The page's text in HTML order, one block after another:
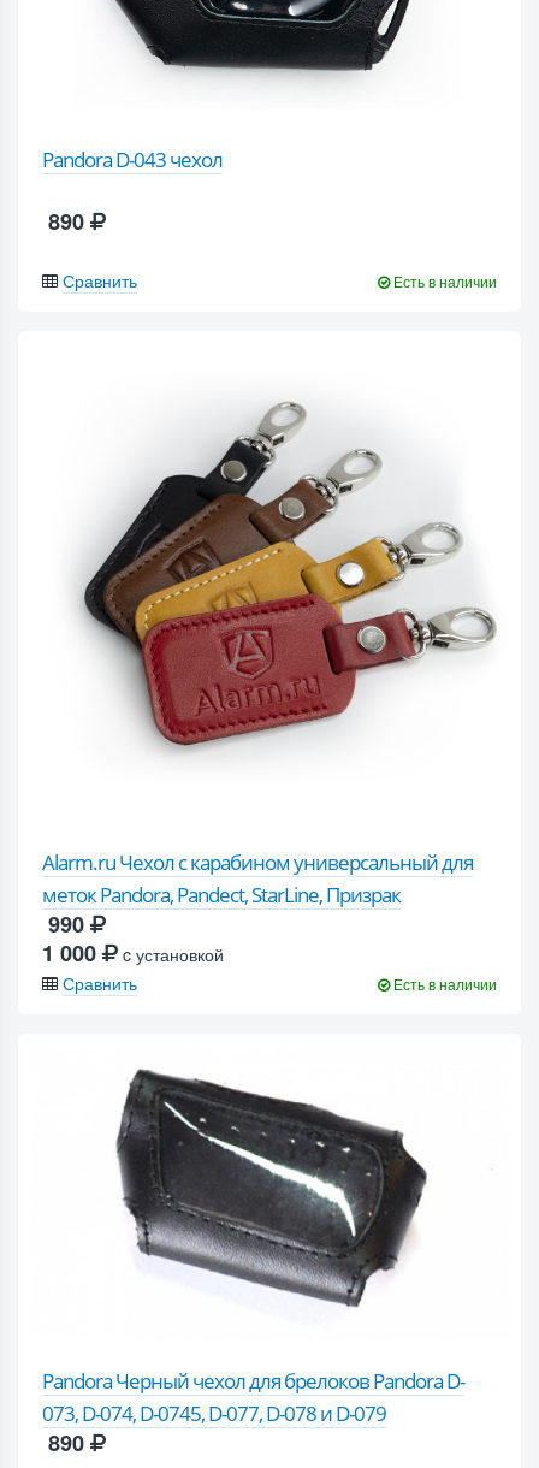
Pandora D-043 чехол
890
Сравнить Есть в наличии
Alarm.ru Чехол с карабином универсальный для
меток Pandora, Pandect, StarLine, Призрак
990
1 000
c установкой
Сравнить
Есть в наличии
Pandora Черный чехол для брелоков Pandora D-
073, D-074, D-0745, D-077, D-078 и D-079
890